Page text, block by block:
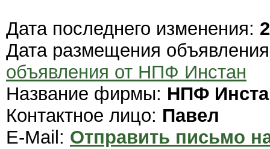
Дата последнего изменения:
Дата размещения
объявления от НПФ Инстан
Название фирмы: НПФ
Контактное лицо: Павел
E-Mail: Отправить письмо